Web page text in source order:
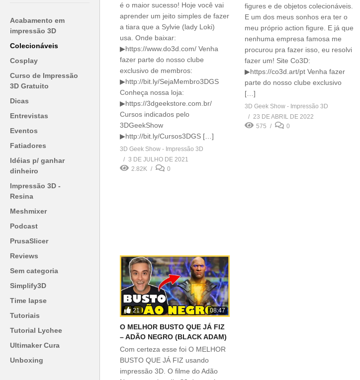
Acabamento em
impressão 3D
Colecionáveis
Cosplay
Curso de Impressão
3D Gratuito
Dicas
Entrevistas
Eventos
Fatiadores
Idéias p/ ganhar
dinheiro
Impressão 3D -
Resina
Meshmixer
Podcast
PrusaSlicer
Reviews
Sem categoria
Simplify3D
Time lapse
Tutoriais
Tutorial Lychee
Ultimaker Cura
Unboxing
é o maior sucesso! Hoje você vai
aprender um jeito simples de fazer
a tiara que a Sylvie (lady Loki)
usa. Onde baixar:
▶https://www.do3d.com/ Venha
fazer parte do nosso clube
exclusivo de membros:
▶http://bit.ly/SejaMembro3DGS
Conheça nossa loja:
▶https://3dgeekstore.com.br/
Cursos indicados pelo
3DGeekShow
▶http://bit.ly/Cursos3DGS […]
3D Geek Show - Impressão 3D
3 DE JULHO DE 2021
2.82K
0
figures e de objetos colecionáveis.
E um dos meus sonhos era ter o
meu próprio action figure. E já que
nenhuma empresa famosa me
procurou pra fazer isso, eu resolvi
fazer um! Site Co3D:
▶https://co3d.art/pt Venha fazer
parte do nosso clube exclusivo
[…]
3D Geek Show - Impressão 3D
23 DE ABRIL DE 2022
575
0
21 08:47
O MELHOR BUSTO QUE JÁ FIZ
– ADÃO NEGRO (BLACK ADAM)
Com certeza esse foi O MELHOR
BUSTO QUE JÁ FIZ usando
impressão 3D. O filme do Adão